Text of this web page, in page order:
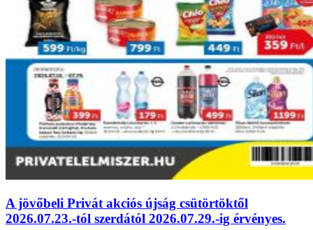
A jövőbeli Privát akciós újság csütörtöktől
2026.07.23.-tól szerdától 2026.07.29.-ig érvényes.